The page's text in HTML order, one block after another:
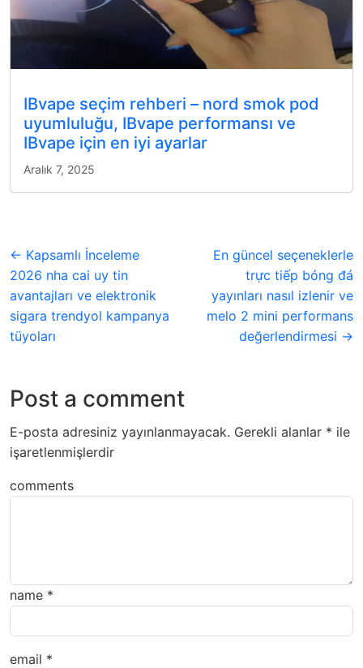
IBvape seçim rehberi – nord smok pod
uyumluluğu, IBvape performansı ve
IBvape için en iyi ayarlar
Aralık 7, 2025
← Kapsamlı İnceleme
2026 nha cai uy tin
avantajları ve elektronik
sigara trendyol kampanya
tüyoları
En güncel seçeneklerle
trực tiếp bóng đá
yayınları nasıl izlenir ve
melo 2 mini performans
değerlendirmesi →
Post a comment
E-posta adresiniz yayınlanmayacak. Gerekli alanlar * ile
işaretlenmişlerdir
comments
name *
email *